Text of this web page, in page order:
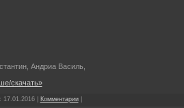
Андриа Василь,
скачать»
17.01.2016| Комментарии|